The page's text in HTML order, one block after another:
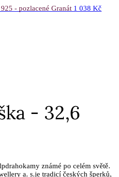
- pozlacené Granát 1 038 Kč
- 32,6
známé po celém světě.
a. s.je tradicí českých šperků,